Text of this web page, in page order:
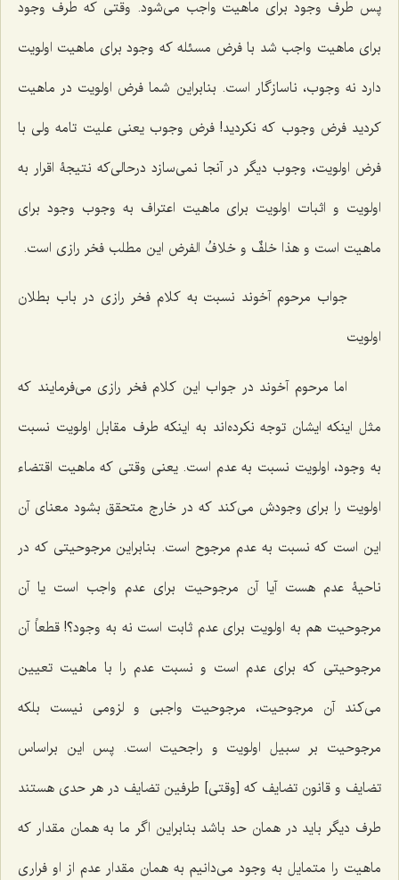
پس طرف وجود برای ماهیت واجب می‌شود. وقتی که طرف وجود
برای ماهیت واجب شد با فرض مسئله که وجود برای ماهیت اولویت
دارد نه وجوب، ناسازگار است. بنابراین شما فرض اولویت در ماهیت
کردید فرض وجوب که نکردید! فرض وجوب یعنی علیت تامه ولی با
فرض اولویت، وجوب دیگر در آنجا نمی‌سازد درحالی‌که نتیجۀ اقرار به
اولویت و اثبات اولویت برای ماهیت اعتراف به وجوب وجود برای
ماهیت است و هذا خلفٌ و خلافُ الفرض این مطلب فخر رازی است.
جواب مرحوم آخوند نسبت به کلام فخر رازی در باب بطلان
اولویت
اما مرحوم آخوند در جواب این کلام فخر رازی می‌فرمایند که
مثل اینکه ایشان توجه نکرده‌اند به اینکه طرف مقابل اولویت نسبت
به وجود، اولویت نسبت به عدم است. یعنی وقتی که ماهیت اقتضاء
اولویت را برای وجودش می‌کند که در خارج متحقق بشود معنای آن
این است که نسبت به عدم مرجوح است. بنابراین مرجوحیتی که در
ناحیۀ عدم هست آیا آن مرجوحیت برای عدم واجب است یا آن
مرجوحیت هم به اولویت برای عدم ثابت است نه به وجود؟! قطعاً آن
مرجوحیتی که برای عدم است و نسبت عدم را با ماهیت تعیین
می‌کند آن مرجوحیت، مرجوحیت واجبی و لزومی نیست بلکه
مرجوحیت بر سبیل اولویت و راجحیت است. پس این براساس
تضایف و قانون تضایف که [وقتی] طرفین تضایف در هر حدی هستند
طرف دیگر باید در همان حد باشد بنابراین اگر ما به همان مقدار که
ماهیت را متمایل به وجود می‌دانیم به همان مقدار عدم از او فراری